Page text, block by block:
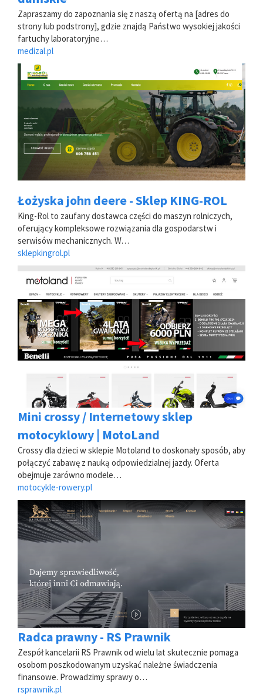
Zapraszamy do zapoznania się z naszą ofertą na [adres do
strony lub podstrony], gdzie znajdą Państwo wysokiej jakości
fartuchy laboratoryjne…
medizal.pl
Łożyska john deere - Sklep KING-ROL
King-Rol to zaufany dostawca części do maszyn rolniczych,
oferujący kompleksowe rozwiązania dla gospodarstw i
serwisów mechanicznych. W…
sklepkingrol.pl
Mini crossy / Internetowy sklep
motocyklowy | MotoLand
Crossy dla dzieci w sklepie Motoland to doskonały sposób, aby
połączyć zabawę z nauką odpowiedzialnej jazdy. Oferta
obejmuje zarówno modele…
motocykle-rowery.pl
Radca prawny - RS Prawnik
Zespół kancelarii RS Prawnik od wielu lat skutecznie pomaga
osobom poszkodowanym uzyskać należne świadczenia
finansowe. Prowadzimy sprawy o…
rsprawnik.pl